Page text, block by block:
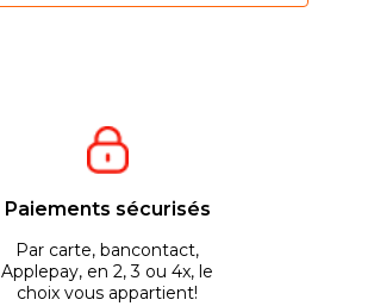
Paiements sécurisés
Par carte, bancontact,
Applepay, en 2, 3 ou 4x, le
choix vous appartient!